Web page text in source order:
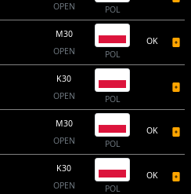
OPEN
POL
M30
OPEN
POL
OK
K30
OPEN
POL
M30
OPEN
POL
OK
K30
OPEN
POL
OK